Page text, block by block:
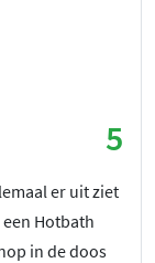
5
er uit ziet
Hotbath
in de doos